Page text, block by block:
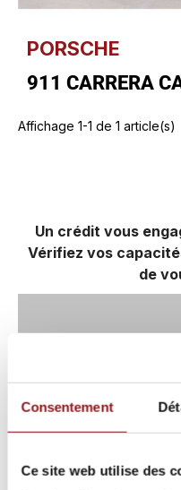
Consentement
Ce site web utilise des
PORSCHE
911 CARRERA
Affichage 1-1 de 1 article(s)
Un crédit vous
Vérifiez vos
de